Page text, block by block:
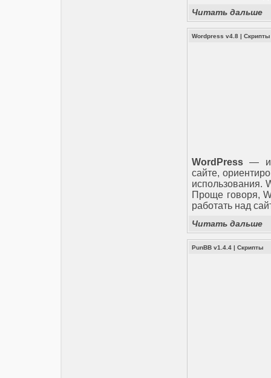
Читать дальше
Wordpress v4.8 | Скрипты
WordPress —
сайте,
использования.
Проще говоря,
работать над
Читать дальше
PunBB v1.4.4 | Скрипты